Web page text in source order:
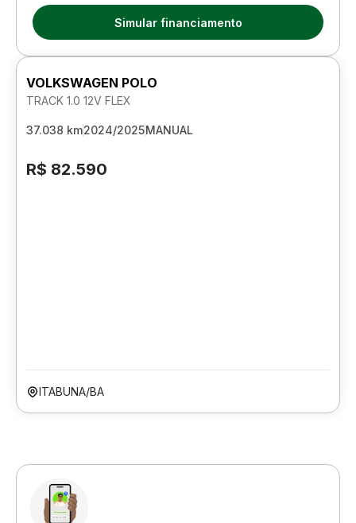
Simular financiamento
VOLKSWAGEN POLO
TRACK 1.0 12V FLEX
37.038 km2024/2025MANUAL
R$ 82.590
ITABUNA/BA